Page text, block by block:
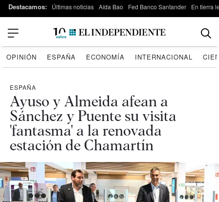
Destacamos: Últimas noticias Aída Bao Fed Banco Santander En tierra
OPINIÓN ESPAÑA ECONOMÍA INTERNACIONAL
ESPAÑA
Ayuso y Almeida afean a
Sánchez y Puente su visita
'fantasma' a la renovada
estación de Chamartín